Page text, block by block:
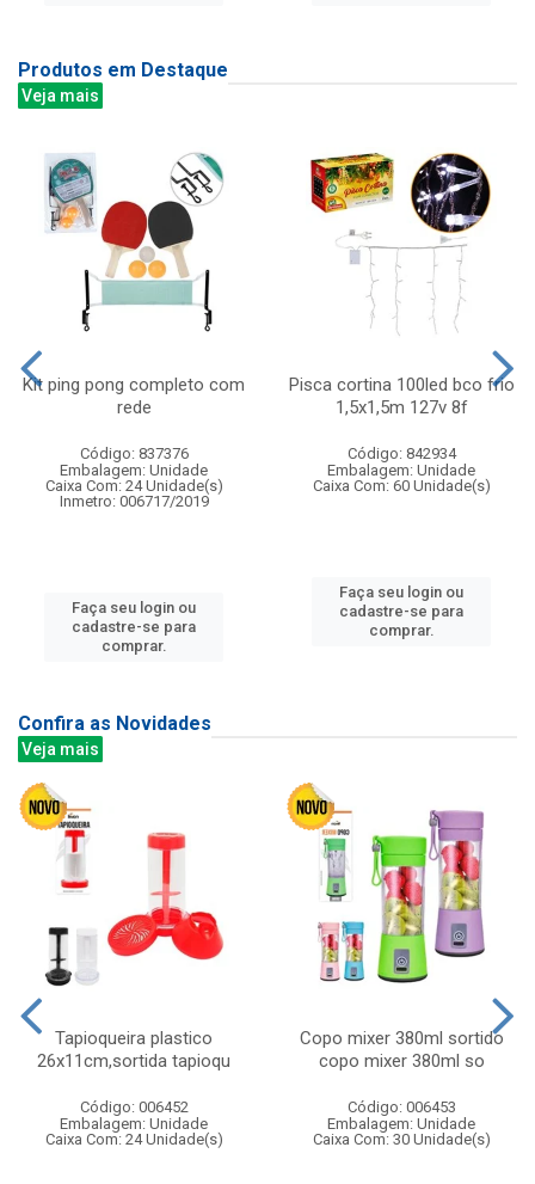
Produtos em Destaque
Veja mais
Kit ping pong completo com
rede
Código: 837376
Embalagem: Unidade
Caixa Com: 24 Unidade(s)
Inmetro: 006717/2019
Faça seu login ou
cadastre-se para
comprar.
Pisca cortina 100led bco frio
1,5x1,5m 127v 8f
Código: 842934
Embalagem: Unidade
Caixa Com: 60 Unidade(s)
Faça seu login ou
cadastre-se para
comprar.
Confira as Novidades
Veja mais
Tapioqueira plastico
26x11cm,sortida tapioqu
Código: 006452
Embalagem: Unidade
Caixa Com: 24 Unidade(s)
Copo mixer 380ml sortido
copo mixer 380ml so
Código: 006453
Embalagem: Unidade
Caixa Com: 30 Unidade(s)